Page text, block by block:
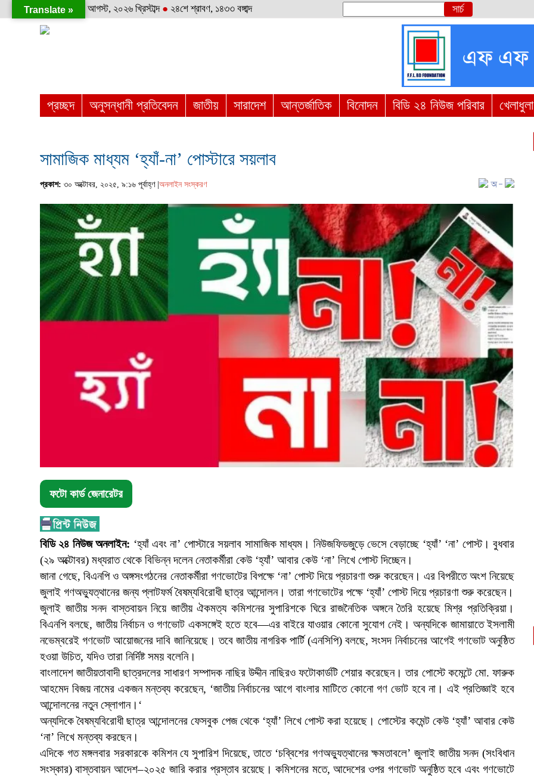
শনিবার ● ৮ই আগস্ট, ২০২৬ খ্রিস্টাব্দ ● ২৪শে শ্রাবণ, ১৪৩৩ বঙ্গাব্দ
প্রচ্ছদ অনুসন্ধানী প্রতিবেদন জাতীয় সারাদেশ আন্তর্জাতিক বিনোদন বিডি ২৪ নিউজ পরিবার খেলাধুলা
সামাজিক মাধ্যম ‘হ্যাঁ-না’ পোস্টারে সয়লাব
প্রকাশ: ৩০ অক্টোবর, ২০২৫, ৯:১৬ পূর্বাহ্ণ | অনলাইন সংস্করণ
ফটো কার্ড জেনারেটর
বিডি ২৪ নিউজ অনলাইন: ‘হ্যাঁ এবং না’ পোস্টারে সয়লাব সামাজিক মাধ্যম। নিউজফিডজুড়ে ভেসে বেড়াচ্ছে ‘হ্যাঁ’ ‘না’ পোস্ট। বুধবার
(২৯ অক্টোবর) মধ্যরাত থেকে বিভিন্ন দলেন নেতাকর্মীরা কেউ ‘হ্যাঁ’ আবার কেউ ‘না’ লিখে পোস্ট দিচ্ছেন।
জানা গেছে, বিএনপি ও অঙ্গসংগঠনের নেতাকর্মীরা গণভোটের বিপক্ষে ‘না’ পোস্ট দিয়ে প্রচারণা শুরু করেছেন। এর বিপরীতে অংশ নিয়েছে
জুলাই গণঅভ্যুত্থানের জন্য প্লাটফর্ম বৈষম্যবিরোধী ছাত্র আন্দোলন। তারা গণভোটের পক্ষে ‘হ্যাঁ’ পোস্ট দিয়ে প্রচারণা শুরু করেছেন।
জুলাই জাতীয় সনদ বাস্তবায়ন নিয়ে জাতীয় ঐকমত্য কমিশনের সুপারিশকে ঘিরে রাজনৈতিক অঙ্গনে তৈরি হয়েছে মিশ্র প্রতিক্রিয়া।
বিএনপি বলছে, জাতীয় নির্বাচন ও গণভোট একসঙ্গেই হতে হবে—এর বাইরে যাওয়ার কোনো সুযোগ নেই। অন্যদিকে জামায়াতে ইসলামী
নভেম্বরেই গণভোট আয়োজনের দাবি জানিয়েছে। তবে জাতীয় নাগরিক পার্টি (এনসিপি) বলছে, সংসদ নির্বাচনের আগেই গণভোট অনুষ্ঠিত
হওয়া উচিত, যদিও তারা নির্দিষ্ট সময় বলেনি।
বাংলাদেশ জাতীয়তাবাদী ছাত্রদলের সাধারণ সম্পাদক নাছির উদ্দীন নাছিরও ফটোকার্ডটি শেয়ার করেছেন। তার পোস্টে কমেন্টে মো. ফারুক
আহমেদ বিজয় নামের একজন মন্তব্য করেছেন, ‘জাতীয় নির্বাচনের আগে বাংলার মাটিতে কোনো গণ ভোট হবে না। এই প্রতিজ্ঞাই হবে
আন্দোলনের নতুন স্লোগান।‘
অন্যদিকে বৈষম্যবিরোধী ছাত্র আন্দোলনের ফেসবুক পেজ থেকে ‘হ্যাঁ’ লিখে পোস্ট করা হয়েছে। পোস্টের কমেন্ট কেউ ‘হ্যাঁ’ আবার কেউ
‘না’ লিখে মন্তব্য করছেন।
এদিকে গত মঙ্গলবার সরকারকে কমিশন যে সুপারিশ দিয়েছে, তাতে ‘চব্বিশের গণঅভ্যুত্থানের ক্ষমতাবলে’ জুলাই জাতীয় সনদ (সংবিধান
সংস্কার) বাস্তবায়ন আদেশ–২০২৫ জারি করার প্রস্তাব রয়েছে। কমিশনের মতে, আদেশের ওপর গণভোট অনুষ্ঠিত হবে এবং গণভোটে
Translate »